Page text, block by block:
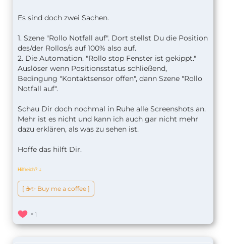
Es sind doch zwei Sachen.
1. Szene "Rollo Notfall auf". Dort stellst Du die Position
des/der Rollos/s auf 100% also auf.
2. Die Automation. "Rollo stop Fenster ist gekippt."
Auslöser wenn Positionsstatus schließend,
Bedingung "Kontaktsensor offen", dann Szene "Rollo
Notfall auf".
Schau Dir doch nochmal in Ruhe alle Screenshots an.
Mehr ist es nicht und kann ich auch gar nicht mehr
dazu erklären, als was zu sehen ist.
Hoffe das hilft Dir.
Hilfreich? ↆ
[ ☕️✨ Buy me a coffee ]
1